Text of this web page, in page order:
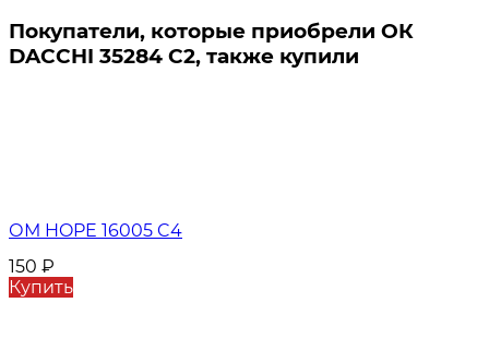
Покупатели, которые приобрели ОК
DACCHI 35284 C2, также купили
ОМ HOPE 16005 C4
150 ₽
Купить